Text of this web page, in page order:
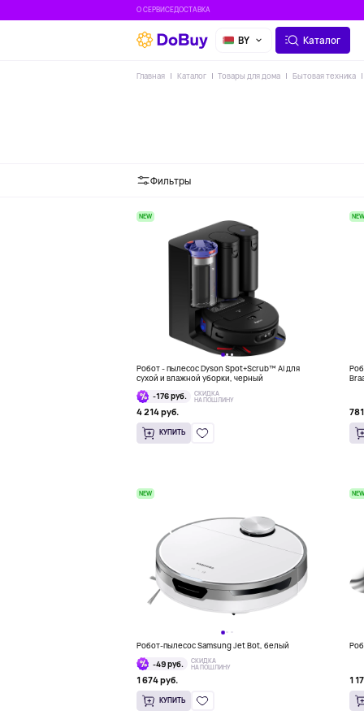
О СЕРВИСЕДОСТАВКА
BY Каталог
Главная Каталог Товары для дома Бытовая техника
Фильтры
NEW
Робот - пылесос Dyson Spot+Scrub™ Ai для
сухой и влажной уборки, черный
-176 руб.
СКИДКА
НА ПОШЛИНУ
4 214 руб.
КУПИТЬ
NEW
NEW
Робот-пылесос Samsung Jet Bot, белый
-49 руб.
СКИДКА
НА ПОШЛИНУ
1 674 руб.
КУПИТЬ
NEW
1